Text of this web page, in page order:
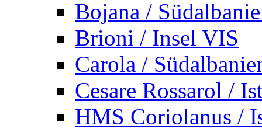
Bojana /
Brioni / Insel VIS
Carola /
Cesare Rossarol /
HMS Coriolanus /